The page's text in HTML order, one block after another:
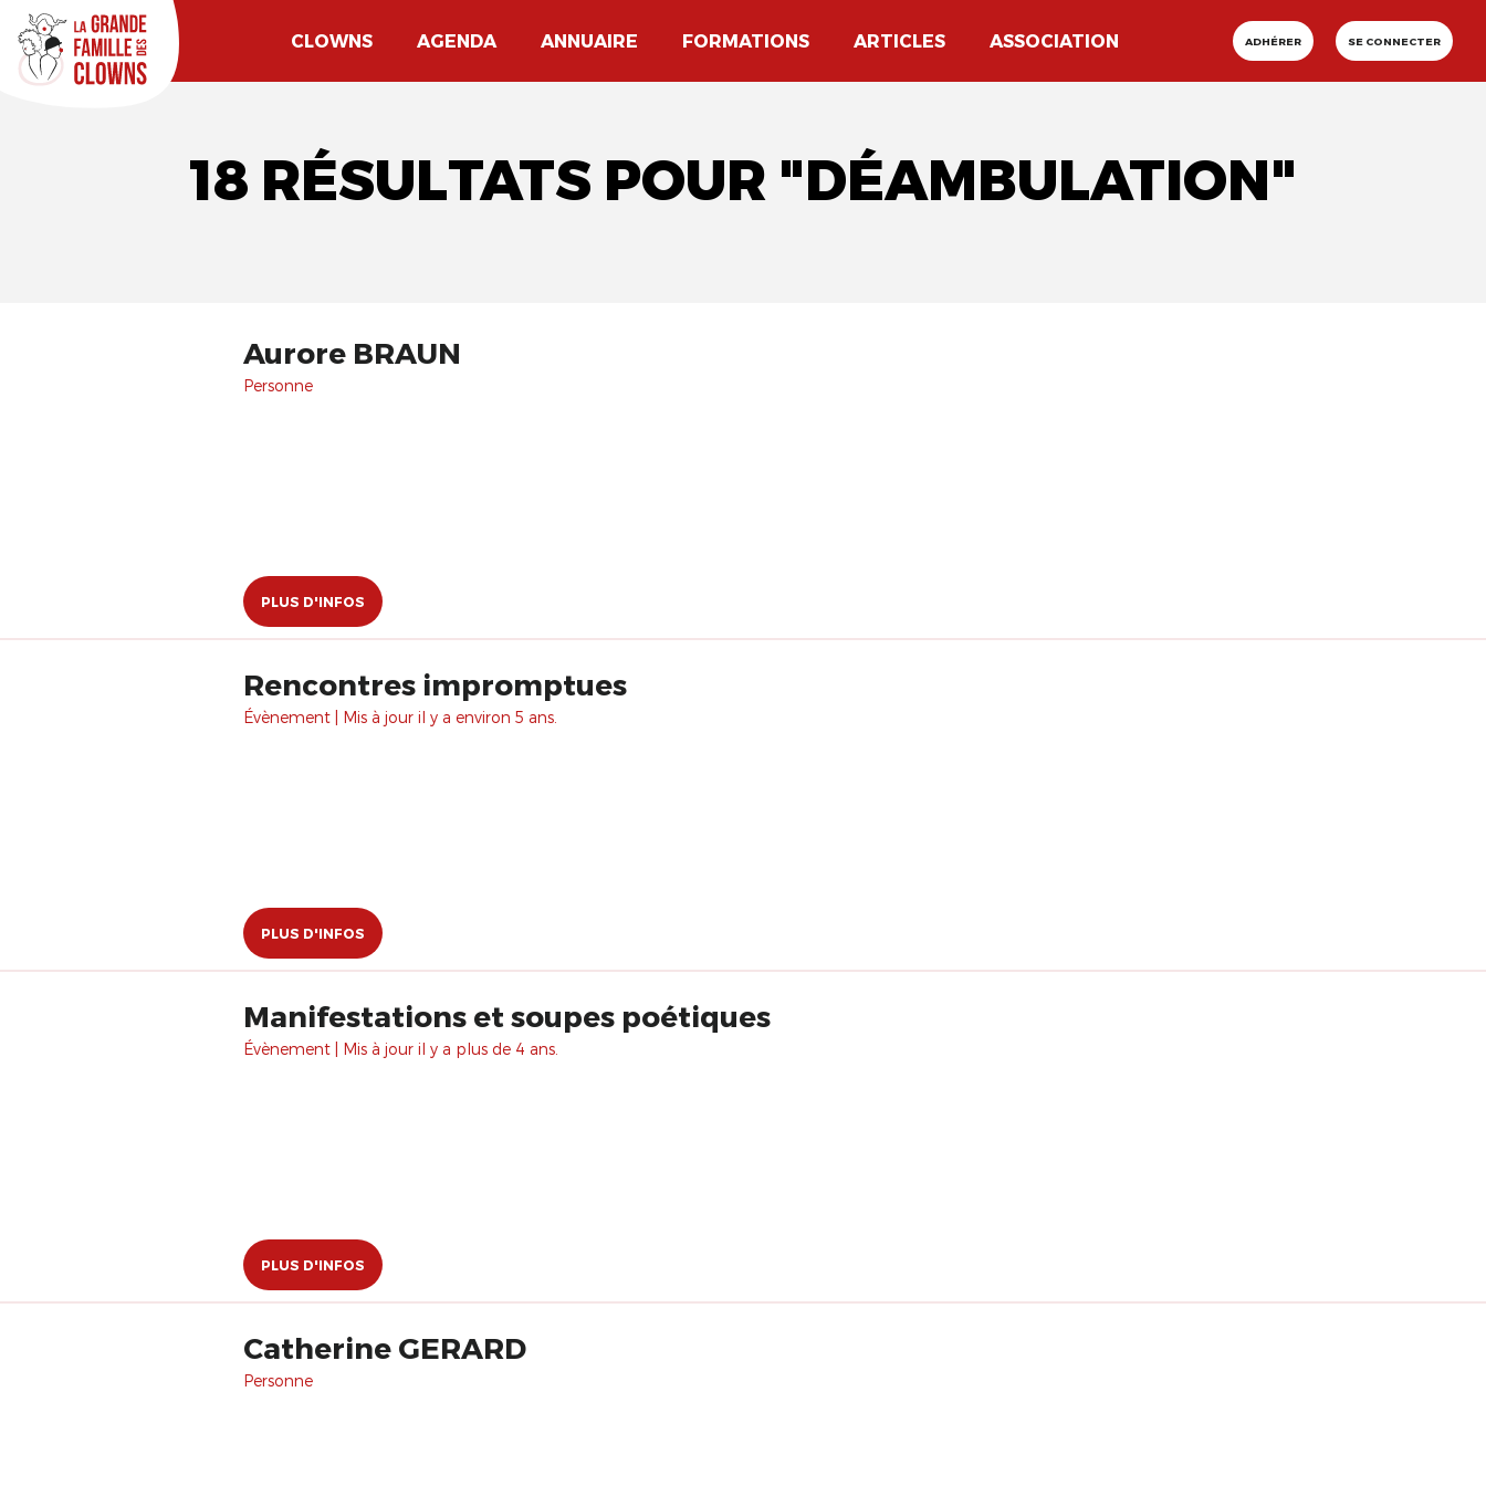
CLOWNS AGENDA ANNUAIRE FORMATIONS ARTICLES ASSOCIATION ADHÉRER SE CONNECTER
18 RÉSULTATS POUR "DÉAMBULATION"
Aurore BRAUN
Personne
PLUS D'INFOS
Rencontres impromptues
Évènement | Mis à jour il y a environ 5 ans.
PLUS D'INFOS
Manifestations et soupes poétiques
Évènement | Mis à jour il y a plus de 4 ans.
PLUS D'INFOS
Catherine GERARD
Personne